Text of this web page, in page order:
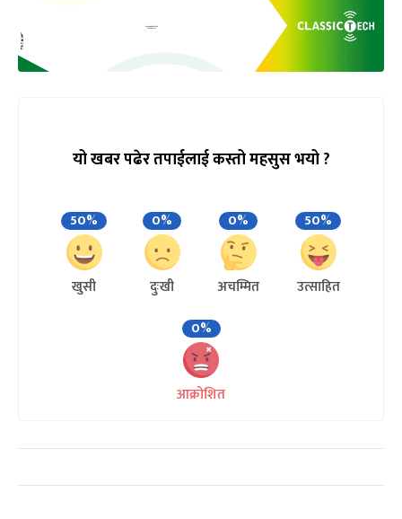
यो खबर पढेर तपाईलाई कस्तो महसुस भयो ?
50%
खुसी
0%
दुःखी
0%
अचम्मित
50%
उत्साहित
0%
आक्रोशित